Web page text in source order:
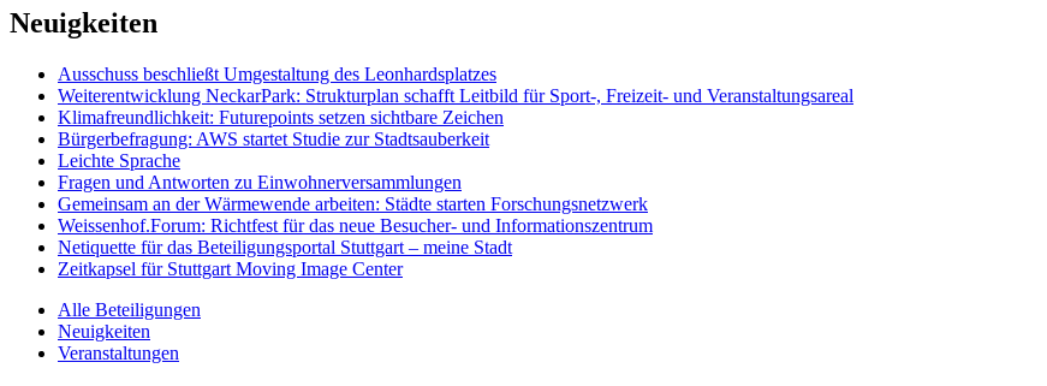
Neuigkeiten
Ausschuss beschließt Umgestaltung des Leonhards­platzes
Weiterentwicklung NeckarPark: Strukturplan schafft Leitbild für Sport-, Freizeit- und Veranstaltungsareal
Klimafreundlichkeit: Futurepoints setzen sichtbare Zeichen
Bürgerbefragung: AWS startet Studie zur Stadtsauberkeit
Leichte Sprache
Fragen und Antworten zu Einwohnerversammlungen
Gemeinsam an der Wärmewende arbeiten: Städte starten Forschungsnetzwerk
Weissenhof.Forum: Richtfest für das neue Besucher- und Informationszentrum
Netiquette für das Beteiligungsportal Stuttgart – meine Stadt
Zeitkapsel für Stuttgart Moving Image Center
Alle Beteiligungen
Neuigkeiten
Veranstaltungen